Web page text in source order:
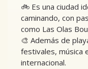
🚲 Es una ciudad
caminando, con
como Las Olas
🎨 Además de
festivales, música
internacional.